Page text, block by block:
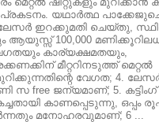
പ്രകടനം. യഥാർത്ഥ
ഇറക്കുമതി ചെയ്തു,
ആയുസ്സ് 100,000
കാര്യക്ഷമതയും,
മീറ്ററിനടുത്ത് മെറ്റൽ
വേഗത; 4.
സ free ജന്യമാണ്; 5. കട്ടിംഗ്
കാണപ്പെടുന്നു, ഒപ്പം
മനോഹരവുമാണ്; 6 ...